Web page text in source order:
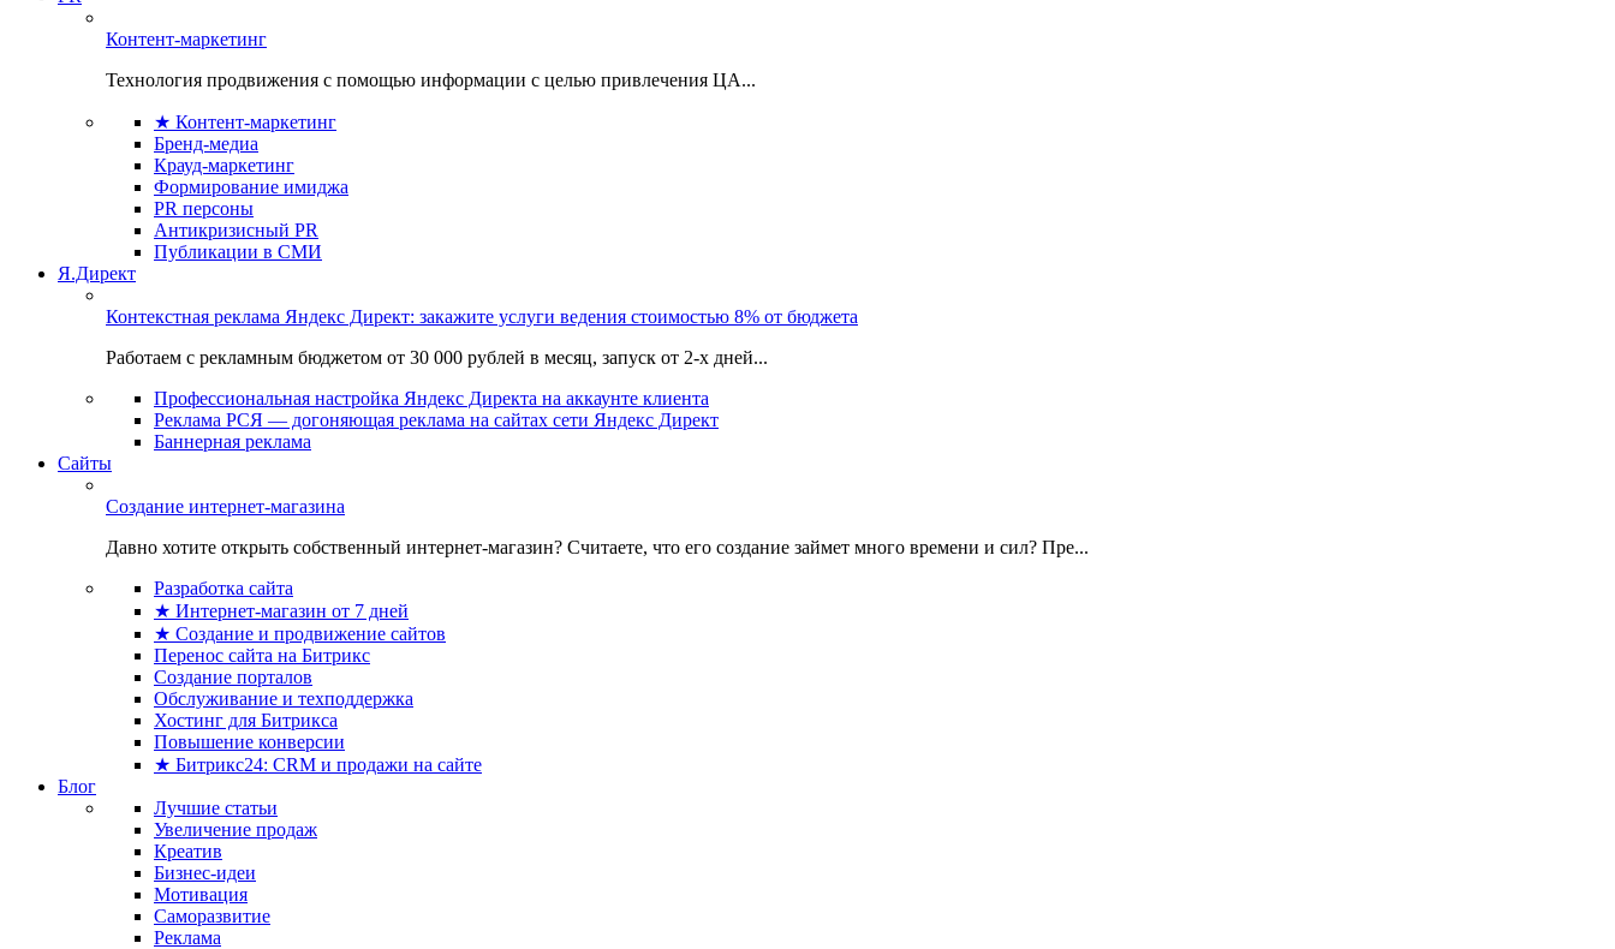
Контент-маркетинг
Технология продвижения с помощью информации с целью привлечения ЦА...
★ Контент-маркетинг
Бренд-медиа
Крауд-маркетинг
Формирование имиджа
PR персоны
Антикризисный PR
Публикации в СМИ
Я.Директ
Контекстная реклама Яндекс Директ: закажите услуги ведения стоимостью 8% от бюджета
Работаем с рекламным бюджетом от 30 000 рублей в месяц, запуск от 2-х дней...
Профессиональная настройка Яндекс Директа на аккаунте клиента
Реклама РСЯ — догоняющая реклама на сайтах сети Яндекс Директ
Баннерная реклама
Сайты
Создание интернет-магазина
Давно хотите открыть собственный интернет-магазин? Считаете, что его создание займет много времени и сил? Пре...
Разработка сайта
★ Интернет-магазин от 7 дней
★ Создание и продвижение сайтов
Перенос сайта на Битрикс
Создание порталов
Обслуживание и техподдержка
Хостинг для Битрикса
Повышение конверсии
★ Битрикс24: CRM и продажи на сайте
Блог
Лучшие статьи
Увеличение продаж
Креатив
Бизнес-идеи
Мотивация
Саморазвитие
Реклама